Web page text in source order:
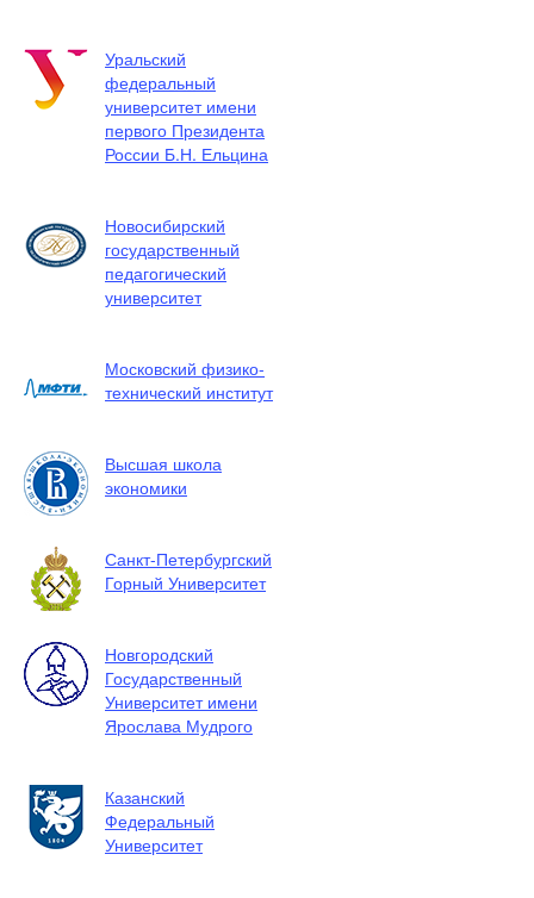
Уральский
федеральный
университет имени
первого Президента
России Б.Н. Ельцина
Новосибирский
государственный
педагогический
университет
Московский физико-
технический институт
Высшая школа
экономики
Санкт-Петербургский
Горный Университет
Новгородский
Государственный
Университет имени
Ярослава Мудрого
Казанский
Федеральный
Университет